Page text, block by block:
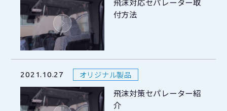
付方法
2021.10.27 オリジナル製品
飛沫対策セパレーター紹
介